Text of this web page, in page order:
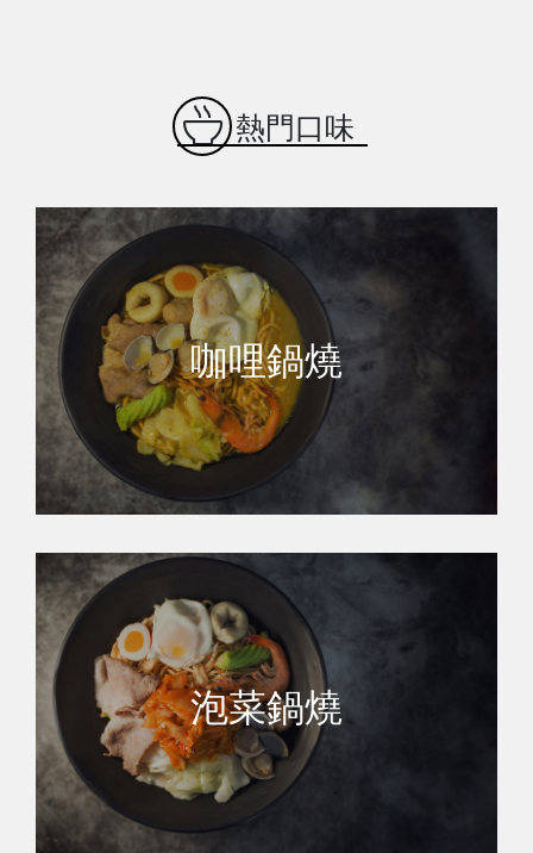
熱門口味
咖哩鍋燒
泡菜鍋燒